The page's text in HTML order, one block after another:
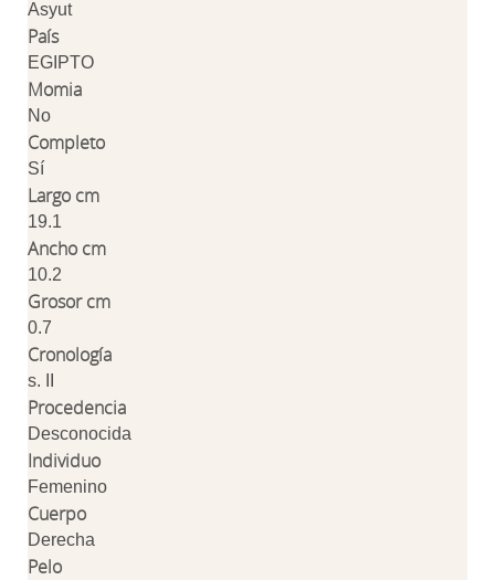
Asyut
País
EGIPTO
Momia
No
Completo
Sí
Largo cm
19.1
Ancho cm
10.2
Grosor cm
0.7
Cronología
s. II
Procedencia
Desconocida
Individuo
Femenino
Cuerpo
Derecha
Pelo